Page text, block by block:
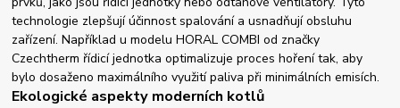
technologie zlepšují účinnost spalování a usnadňují obsluhu
zařízení. Například u modelu HORAL COMBI od značky
Czechtherm řídicí jednotka optimalizuje proces hoření tak, aby
bylo dosaženo maximálního využití paliva při minimálních emisích.
Ekologické aspekty moderních kotlů